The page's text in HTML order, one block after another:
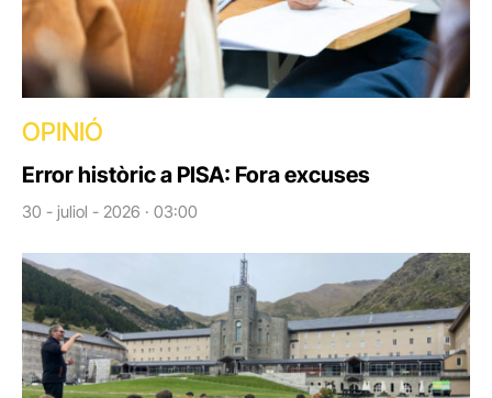
OPINIÓ
Error històric a PISA: Fora excuses
30 - juliol - 2026 · 03:00